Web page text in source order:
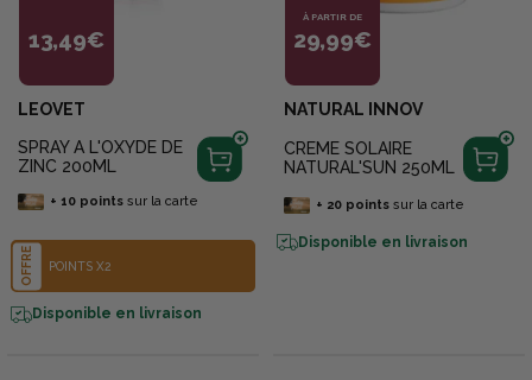
13,49€
LEOVET
SPRAY A L'OXYDE DE
ZINC 200ML
+ 10pointssur la carte
OFFRE POINTS X2
Disponible en livraison
À PARTIR DE
29,99€
NATURAL INNOV
CREME SOLAIRE
NATURAL'SUN 250ML
+ 20pointssur la carte
Disponible en livraison